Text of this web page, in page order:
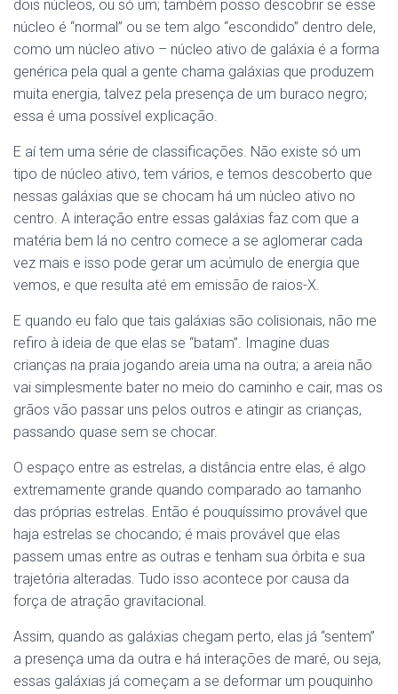
dois núcleos, ou só um; também posso descobrir se esse
núcleo é “normal” ou se tem algo “escondido” dentro dele,
como um núcleo ativo – núcleo ativo de galáxia é a forma
genérica pela qual a gente chama galáxias que produzem
muita energia, talvez pela presença de um buraco negro;
essa é uma possível explicação.
E aí tem uma série de classificações. Não existe só um
tipo de núcleo ativo, tem vários, e temos descoberto que
nessas galáxias que se chocam há um núcleo ativo no
centro. A interação entre essas galáxias faz com que a
matéria bem lá no centro comece a se aglomerar cada
vez mais e isso pode gerar um acúmulo de energia que
vemos, e que resulta até em emissão de raios-X.
E quando eu falo que tais galáxias são colisionais, não me
refiro à ideia de que elas se “batam”. Imagine duas
crianças na praia jogando areia uma na outra; a areia não
vai simplesmente bater no meio do caminho e cair, mas os
grãos vão passar uns pelos outros e atingir as crianças,
passando quase sem se chocar.
O espaço entre as estrelas, a distância entre elas, é algo
extremamente grande quando comparado ao tamanho
das próprias estrelas. Então é pouquíssimo provável que
haja estrelas se chocando; é mais provável que elas
passem umas entre as outras e tenham sua órbita e sua
trajetória alteradas. Tudo isso acontece por causa da
força de atração gravitacional.
Assim, quando as galáxias chegam perto, elas já “sentem”
a presença uma da outra e há interações de maré, ou seja,
essas galáxias já começam a se deformar um pouquinho